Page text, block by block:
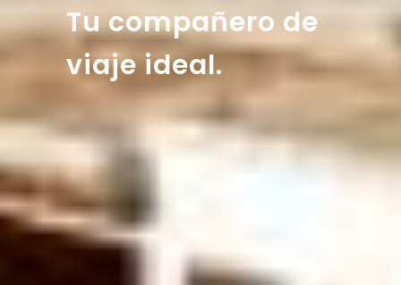
Tu compañero de
viaje ideal.